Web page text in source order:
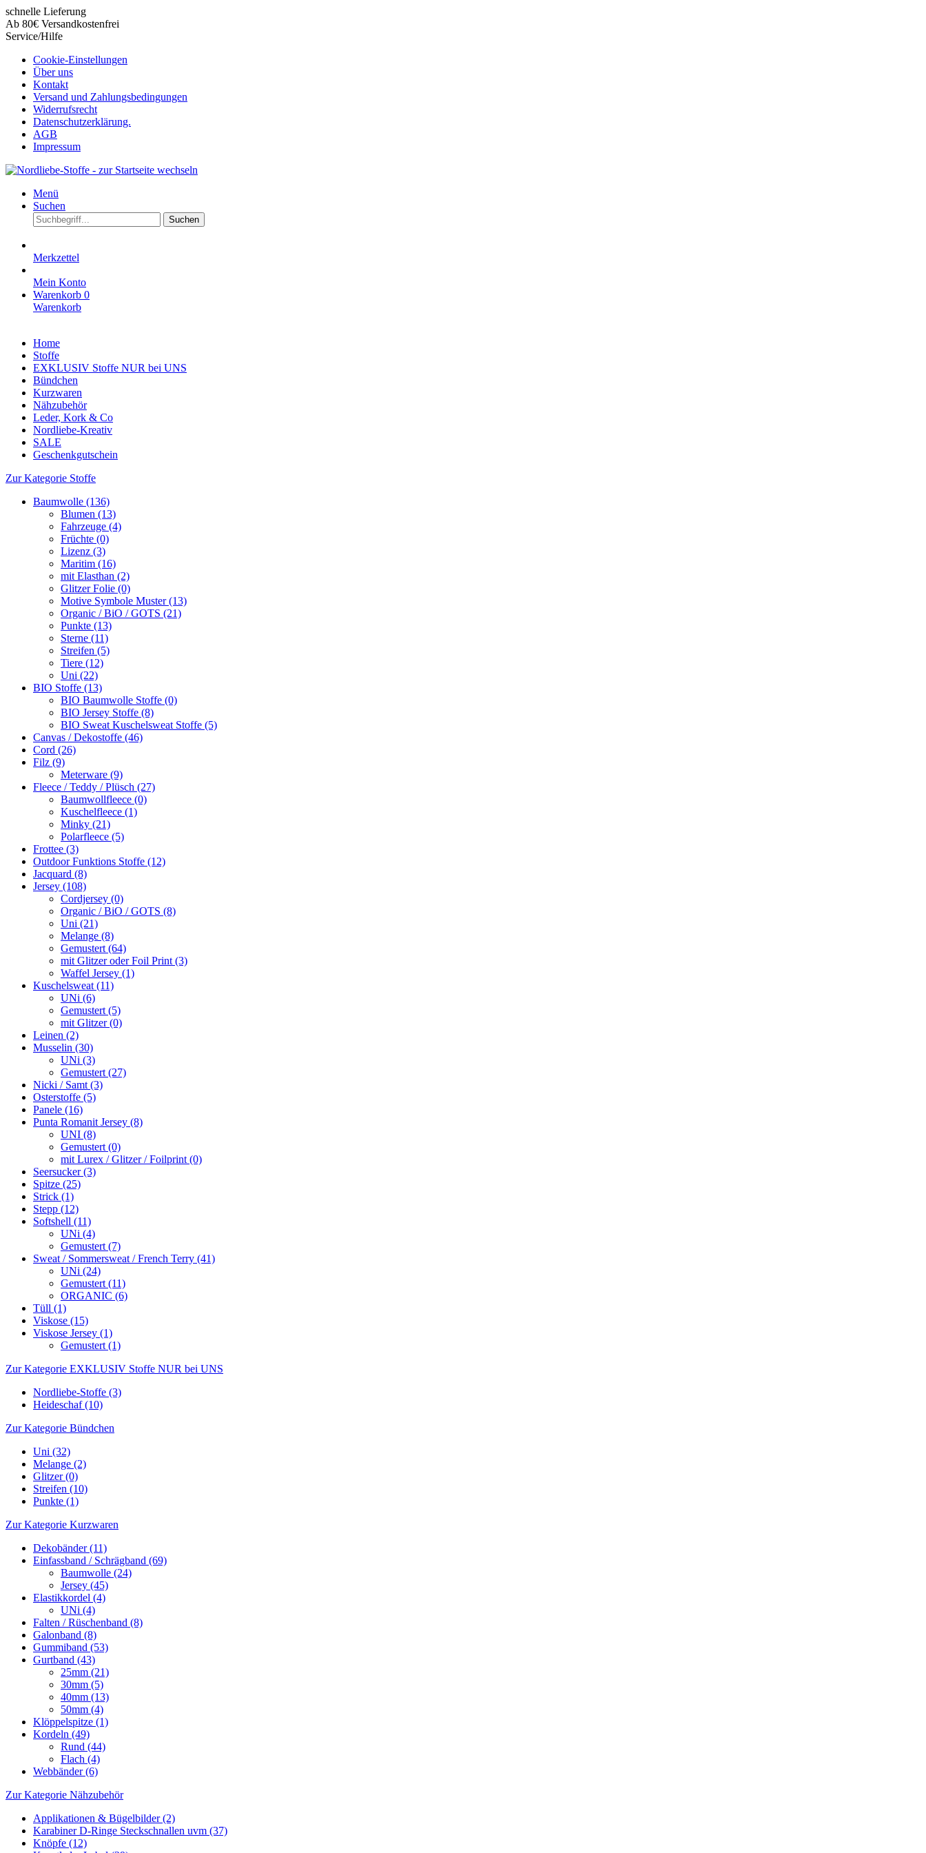
schnelle Lieferung
Ab 80€ Versandkostenfrei
Service/Hilfe
Cookie-Einstellungen
Über uns
Kontakt
Versand und Zahlungsbedingungen
Widerrufsrecht
Datenschutzerklärung.
AGB
Impressum
Menü
Suchen
Suchen
Merkzettel
Mein Konto
Warenkorb 0
Warenkorb
Home
Stoffe
EXKLUSIV Stoffe NUR bei UNS
Bündchen
Kurzwaren
Nähzubehör
Leder, Kork & Co
Nordliebe-Kreativ
SALE
Geschenkgutschein
Zur Kategorie Stoffe
Baumwolle (136)
Blumen (13)
Fahrzeuge (4)
Früchte (0)
Lizenz (3)
Maritim (16)
mit Elasthan (2)
Glitzer Folie (0)
Motive Symbole Muster (13)
Organic / BiO / GOTS (21)
Punkte (13)
Sterne (11)
Streifen (5)
Tiere (12)
Uni (22)
BIO Stoffe (13)
BIO Baumwolle Stoffe (0)
BIO Jersey Stoffe (8)
BIO Sweat Kuschelsweat Stoffe (5)
Canvas / Dekostoffe (46)
Cord (26)
Filz (9)
Meterware (9)
Fleece / Teddy / Plüsch (27)
Baumwollfleece (0)
Kuschelfleece (1)
Minky (21)
Polarfleece (5)
Frottee (3)
Outdoor Funktions Stoffe (12)
Jacquard (8)
Jersey (108)
Cordjersey (0)
Organic / BiO / GOTS (8)
Uni (21)
Melange (8)
Gemustert (64)
mit Glitzer oder Foil Print (3)
Waffel Jersey (1)
Kuschelsweat (11)
UNi (6)
Gemustert (5)
mit Glitzer (0)
Leinen (2)
Musselin (30)
UNi (3)
Gemustert (27)
Nicki / Samt (3)
Osterstoffe (5)
Panele (16)
Punta Romanit Jersey (8)
UNI (8)
Gemustert (0)
mit Lurex / Glitzer / Foilprint (0)
Seersucker (3)
Spitze (25)
Strick (1)
Stepp (12)
Softshell (11)
UNi (4)
Gemustert (7)
Sweat / Sommersweat / French Terry (41)
UNi (24)
Gemustert (11)
ORGANIC (6)
Tüll (1)
Viskose (15)
Viskose Jersey (1)
Gemustert (1)
Zur Kategorie EXKLUSIV Stoffe NUR bei UNS
Nordliebe-Stoffe (3)
Heideschaf (10)
Zur Kategorie Bündchen
Uni (32)
Melange (2)
Glitzer (0)
Streifen (10)
Punkte (1)
Zur Kategorie Kurzwaren
Dekobänder (11)
Einfassband / Schrägband (69)
Baumwolle (24)
Jersey (45)
Elastikkordel (4)
UNi (4)
Falten / Rüschenband (8)
Galonband (8)
Gummiband (53)
Gurtband (43)
25mm (21)
30mm (5)
40mm (13)
50mm (4)
Klöppelspitze (1)
Kordeln (49)
Rund (44)
Flach (4)
Webbänder (6)
Zur Kategorie Nähzubehör
Applikationen & Bügelbilder (2)
Karabiner D-Ringe Steckschnallen uvm (37)
Knöpfe (12)